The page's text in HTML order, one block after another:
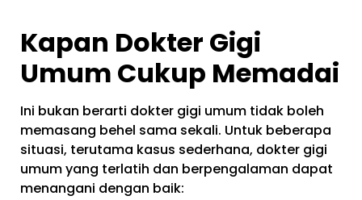
Kapan Dokter Gigi
Umum Cukup Memadai
Ini bukan berarti dokter gigi umum tidak boleh
memasang behel sama sekali. Untuk beberapa
situasi, terutama kasus sederhana, dokter gigi
umum yang terlatih dan berpengalaman dapat
menangani dengan baik: